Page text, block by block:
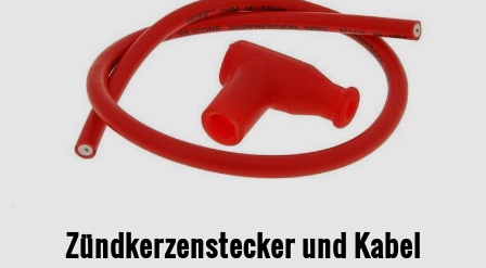
Zündkerzenstecker und Kabel